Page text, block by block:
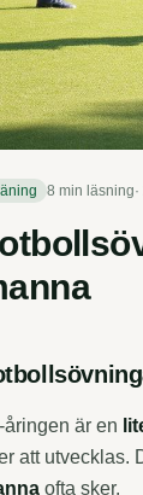
8 min läsning·
åringen är en
att utvecklas.
ofta sker.